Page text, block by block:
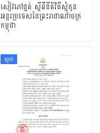
សៀវភៅផ្មត់ ស្ដីពីនីតិវិធីស្មុំកូន
អន្តរប្រទេសនៃព្រះរាជាណាចក្រ
កម្ពុជា
ច្បាប់